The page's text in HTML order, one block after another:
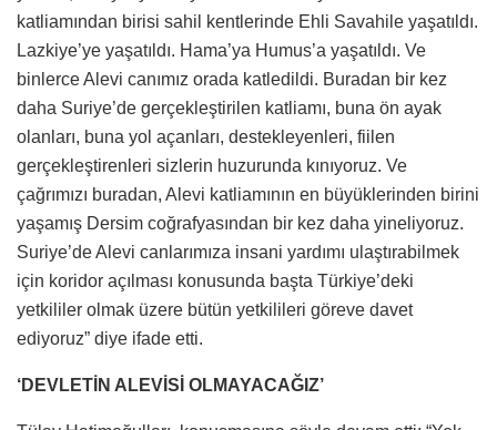
katliamından birisi sahil kentlerinde Ehli Savahile yaşatıldı.
Lazkiye’ye yaşatıldı. Hama’ya Humus’a yaşatıldı. Ve
binlerce Alevi canımız orada katledildi. Buradan bir kez
daha Suriye’de gerçekleştirilen katliamı, buna ön ayak
olanları, buna yol açanları, destekleyenleri, fiilen
gerçekleştirenleri sizlerin huzurunda kınıyoruz. Ve
çağrımızı buradan, Alevi katliamının en büyüklerinden birini
yaşamış Dersim coğrafyasından bir kez daha yineliyoruz.
Suriye’de Alevi canlarımıza insani yardımı ulaştırabilmek
için koridor açılması konusunda başta Türkiye’deki
yetkililer olmak üzere bütün yetkilileri göreve davet
ediyoruz” diye ifade etti.
‘DEVLETİN ALEVİSİ OLMAYACAĞIZ’